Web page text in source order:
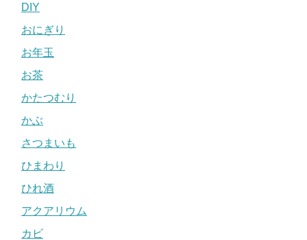
DIY
おにぎり
お年玉
お茶
かたつむり
かぶ
さつまいも
ひまわり
ひれ酒
アクアリウム
カビ